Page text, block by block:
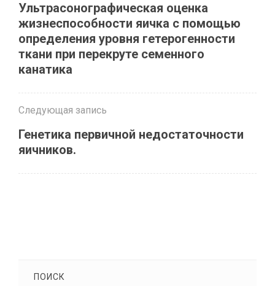
Ультрасонографическая оценка
жизнеспособности яичка с помощью
определения уровня гетерогенности
ткани при перекруте семенного
канатика
Следующая запись
Генетика первичной недостаточности
яичников.
ПОИСК